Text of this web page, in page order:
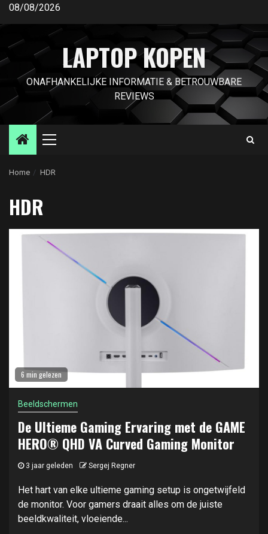
Ga
inhoud
08/08/2026
LAPTOP KOPEN
ONAFHANKELIJKE INFORMATIE & BETROUWBARE
REVIEWS
Primair
Home HDR
HDR
6 min gelezen
Beeldschermen
De Ultieme Gaming Ervaring met de GAME
HERO® QHD VA Curved Gaming Monitor
3 jaar geleden Sergej Regner
Het hart van elke ultieme gaming setup is ongetwijfeld
de monitor. Voor gamers draait alles om de juiste
beeldkwaliteit, vloeiende...